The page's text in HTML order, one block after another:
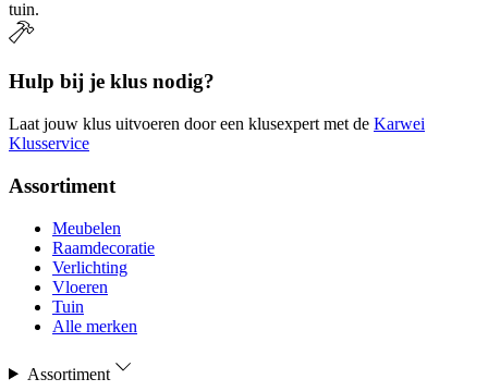
tuin.
Hulp bij je klus nodig?
Laat jouw klus uitvoeren door een klusexpert met de Karwei
Klusservice
Assortiment
Meubelen
Raamdecoratie
Verlichting
Vloeren
Tuin
Alle merken
Assortiment